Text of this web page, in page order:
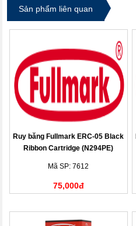
Sản phẩm liên quan
Ruy băng Fullmark ERC-05 Black
Ribbon Cartridge (N294PE)
Mã SP: 7612
75,000đ